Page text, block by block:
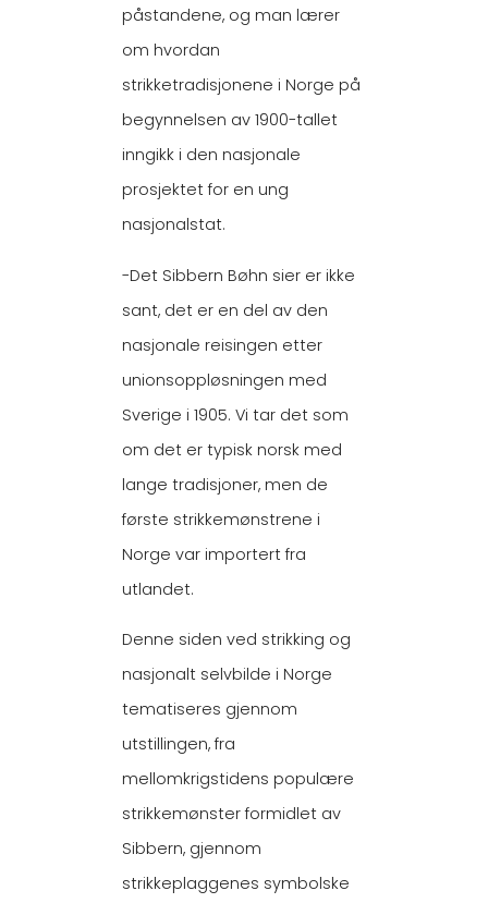
påstandene, og man lærer
om hvordan
strikketradisjonene i Norge på
begynnelsen av 1900-tallet
inngikk i den nasjonale
prosjektet for en ung
nasjonalstat.
-Det Sibbern Bøhn sier er ikke
sant, det er en del av den
nasjonale reisingen etter
unionsoppløsningen med
Sverige i 1905. Vi tar det som
om det er typisk norsk med
lange tradisjoner, men de
første strikkemønstrene i
Norge var importert fra
utlandet.
Denne siden ved strikking og
nasjonalt selvbilde i Norge
tematiseres gjennom
utstillingen, fra
mellomkrigstidens populære
strikkemønster formidlet av
Sibbern, gjennom
strikkeplaggenes symbolske